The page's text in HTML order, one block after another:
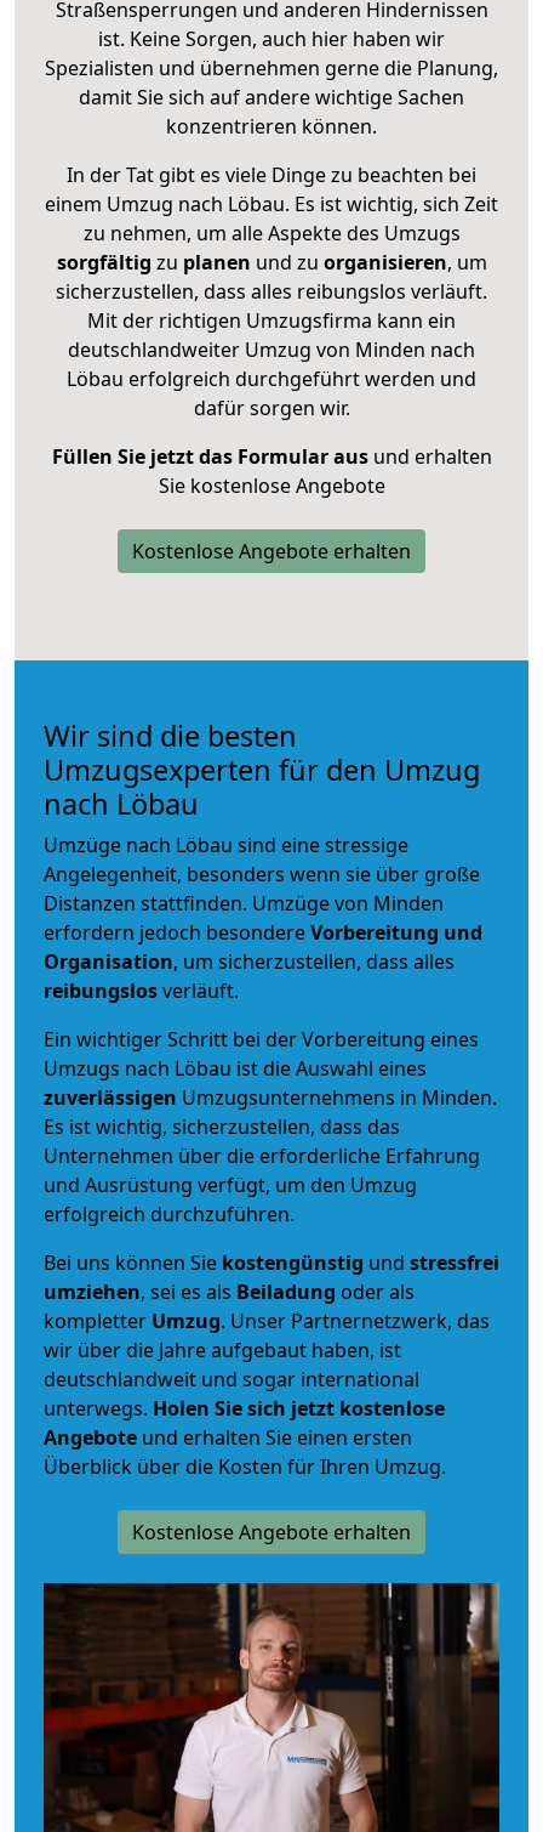
Straßensperrungen und anderen Hindernissen
ist. Keine Sorgen, auch hier haben wir
Spezialisten und übernehmen gerne die Planung,
damit Sie sich auf andere wichtige Sachen
konzentrieren können.
In der Tat gibt es viele Dinge zu beachten bei
einem Umzug nach Löbau. Es ist wichtig, sich Zeit
zu nehmen, um alle Aspekte des Umzugs
sorgfältig zu planen und zu organisieren, um
sicherzustellen, dass alles reibungslos verläuft.
Mit der richtigen Umzugsfirma kann ein
deutschlandweiter Umzug von Minden nach
Löbau erfolgreich durchgeführt werden und
dafür sorgen wir.
Füllen Sie jetzt das Formular ausund erhalten
Sie kostenlose Angebote
Kostenlose Angebote erhalten
Wir sind die besten
Umzugsexperten für den Umzug
nach Löbau
Umzüge nach Löbau sind eine stressige
Angelegenheit, besonders wenn sie über große
Distanzen stattfinden. Umzüge von Minden
erfordern jedoch besondereVorbereitung und
Organisation, um sicherzustellen, dass alles
reibungslosverläuft.
Ein wichtiger Schritt bei der Vorbereitung eines
Umzugs nach Löbau ist die Auswahl eines
zuverlässigen Umzugsunternehmens in Minden.
Es ist wichtig, sicherzustellen, dass das
Unternehmen über die erforderliche Erfahrung
und Ausrüstung verfügt, um den Umzug
erfolgreich durchzuführen.
Bei uns können Sie kostengünstig und stressfrei
umziehen, sei es als Beiladung oder als
kompletter Umzug. Unser Partnernetzwerk, das
wir über die Jahre aufgebaut haben, ist
deutschlandweit und sogar international
unterwegs. Holen Sie sich jetzt kostenlose
Angebote und erhalten Sie einen ersten
Überblick über die Kosten für Ihren Umzug.
Kostenlose Angebote erhalten